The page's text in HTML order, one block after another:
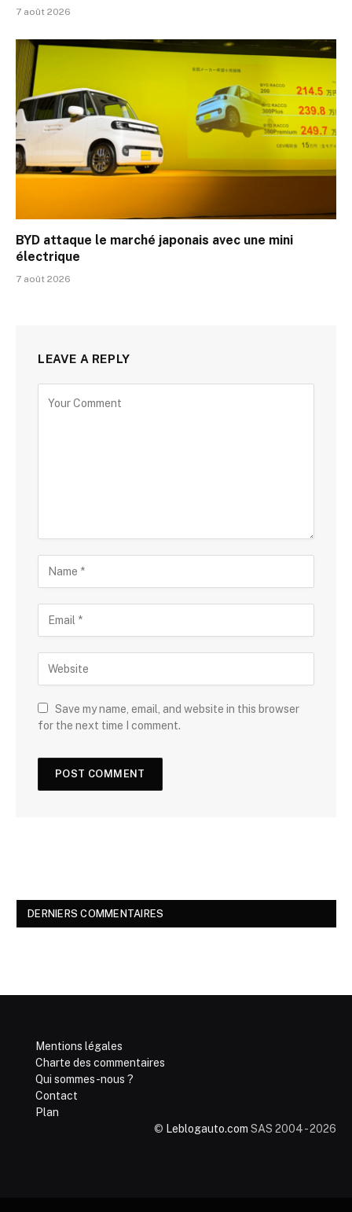
7 août 2026
BYD attaque le marché japonais avec une mini
électrique
7 août 2026
LEAVE A REPLY
Save my name, email, and website in this browser
for the next time I comment.
DERNIERS COMMENTAIRES
Mentions légales
Charte des commentaires
Qui sommes-nous ?
Contact
Plan
© Leblogauto.com SAS 2004 - 2026